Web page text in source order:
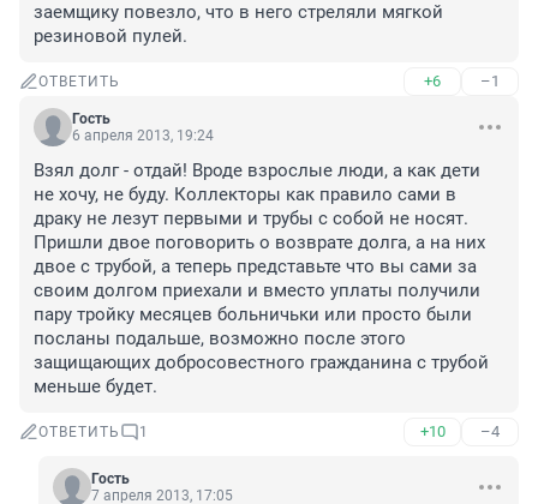
заемщику повезло, что в него стреляли мягкой
резиновой пулей.
ОТВЕТИТЬ +6 –1
Гость
6 апреля 2013, 19:24
Взял долг - отдай! Вроде взрослые люди, а как дети
не хочу, не буду. Коллекторы как правило сами в
драку не лезут первыми и трубы с собой не носят.
Пришли двое поговорить о возврате долга, а на них
двое с трубой, а теперь представьте что вы сами за
своим долгом приехали и вместо уплаты получили
пару тройку месяцев больничьки или просто были
посланы подальше, возможно после этого
защищающих добросовестного гражданина с трубой
меньше будет.
ОТВЕТИТЬ 1 +10 –4
Гость
7 апреля 2013, 17:05